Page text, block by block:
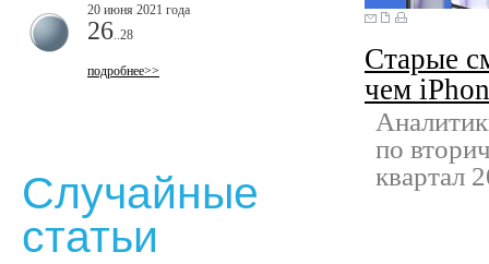
Старые
чем
по
квартал
20 июня 2021 года
26 ..28
подробнее>>
Случайные
статьи